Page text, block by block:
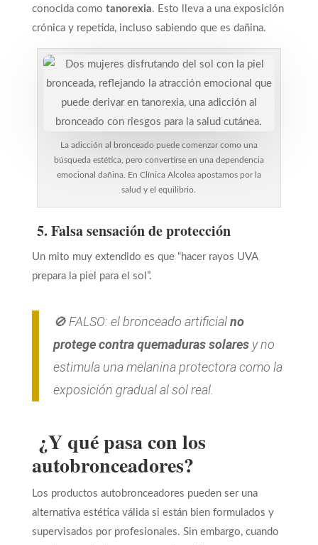
conocida como tanorexia. Esto lleva a una exposición
crónica y repetida, incluso sabiendo que es dañina.
La adicción al bronceado puede comenzar como una
búsqueda estética, pero convertirse en una dependencia
emocional dañina. En Clínica Alcolea apostamos por la
salud y el equilibrio.
5. Falsa sensación de protección
Un mito muy extendido es que “hacer rayos UVA
prepara la piel para el sol”.
🚫 FALSO: el bronceado artificialno
protege contra quemaduras solaresy no
estimula una melanina protectora como la
exposición gradual al sol real.
¿Y qué pasa con los
autobronceadores?
Los productos autobronceadores pueden ser una
alternativa estética válida si están bien formulados y
supervisados por profesionales. Sin embargo, cuando